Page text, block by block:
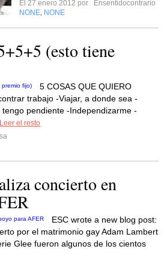
El 27 enero 2012 por
Ensentidocontrario
NONE NONE
(esto tiene
5 COSAS QUE QUIERO
trabajo -Viajar, a donde sea -
pendiente -Independizarme -
Leer el resto
concierto en
ESC wrote a new blog post:
por el matrimonio gay Adam Lambert
Glee fueron algunos de los cientos